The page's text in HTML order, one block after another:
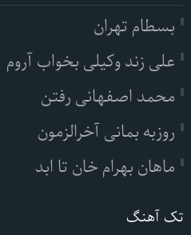
بسطام تهران
علی زند وکیلی بخواب آروم
محمد اصفهانی رفتن
روزبه بمانی آخرالزمون
ماهان بهرام خان تا ابد
تک آهنگ